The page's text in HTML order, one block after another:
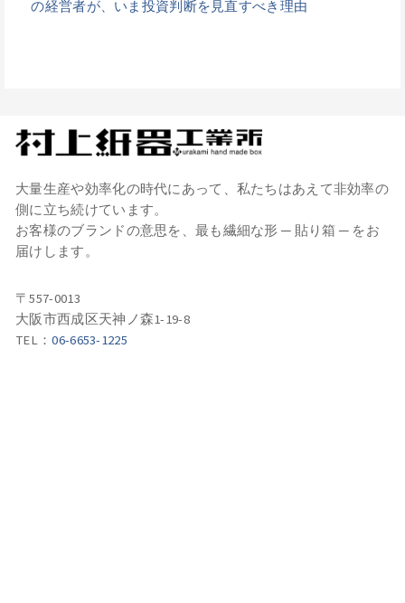
の経営者が、いま投資判断を見直すべき理由
大量生産や効率化の時代にあって、私たちはあえて非効率の
側に立ち続けています。
お客様のブランドの意思を、最も繊細な形 ─ 貼り箱 ─ をお
届けします。
〒557-0013
大阪市西成区天神ノ森1-19-8
TEL：06-6653-1225